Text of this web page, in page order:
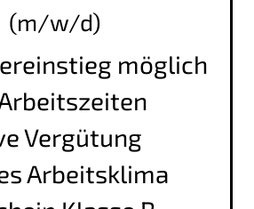
(m/w/d)
möglich
Vergütung
Arbeitsklima